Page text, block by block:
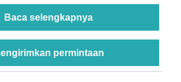
Baca selengkapnya
permintaan